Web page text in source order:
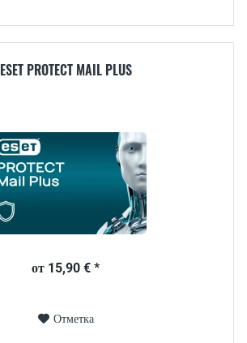
ESET PROTECT MAIL PLUS
от 15,90 € *
Отметка